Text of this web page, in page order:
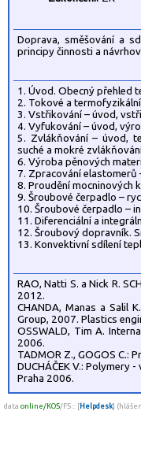
Doprava, směšování a
principy činnosti a
1. Úvod. Obecný přehled
2. Tokové a
3. Vstřikování – úvod,
4. Vyfukování – úvod,
5. Zvlákňování – úvod,
suché a mokré
6. Výroba pěnových
7. Zpracování elastomerů
8. Proudění mocninových
9. Šroubové čerpadlo –
10. Šroubové čerpadlo –
11. Diferenciální a
12. Šroubový dopravník.
13. Konvektivní sdílení
RAO, Natti S. a Nick R.
2012.
CHANDA, Manas a Salil
Group, 2007. Plastics
OSSWALD, Tim A.
2006.
TADMOR Z., GOGOS C.:
DUCHÁČEK V.: Polymery
Praha 2006.
data online/KOS/FS :: [Helpdesk]